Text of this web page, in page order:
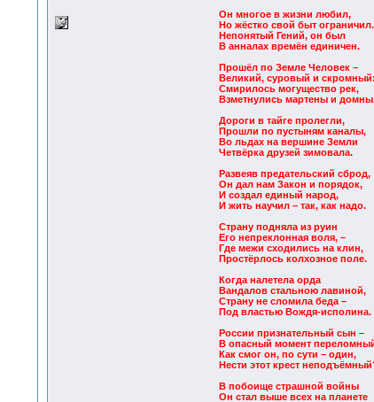
Он многое в жизни любил,
Но жёстко свой быт ограничил.
Непонятый Гений, он был
В анналах времён единичен.
Прошёл по Земле Человек –
Великий, суровый и скромный:
Смирилось могущество рек,
Взметнулись мартены и
Дороги в тайге пролегли,
Прошли по пустыням каналы,
Во льдах на вершине Земли
Четвёрка друзей зимовала.
Развеяв предательский сброд,
Он дал нам Закон и порядок,
И создал единый народ,
И жить научил – так, как надо.
Страну подняла из руин
Его непреклонная воля, –
Где межи сходились на клин,
Простёрлось колхозное поле.
Когда налетела орда
Вандалов стальною лавиной,
Страну не сломила беда –
Под властью Вождя-исполина.
России признательный сын –
В опасный момент
Как смог он, по сути – один,
Нести этот крест
В побоище страшной войны
Он стал выше всех на планете